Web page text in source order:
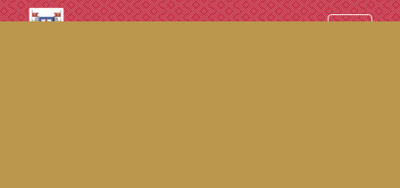
googled7e4d5fb082cc1df.html